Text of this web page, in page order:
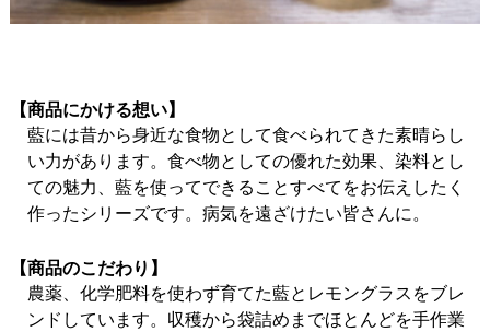
【商品にかける想い】
藍には昔から身近な食物として食べられてきた素晴らし
い力があります。食べ物としての優れた効果、染料とし
ての魅力、藍を使ってできることすべてをお伝えしたく
作ったシリーズです。病気を遠ざけたい皆さんに。
【商品のこだわり】
農薬、化学肥料を使わず育てた藍とレモングラスをブレ
ンドしています。収穫から袋詰めまでほとんどを手作業